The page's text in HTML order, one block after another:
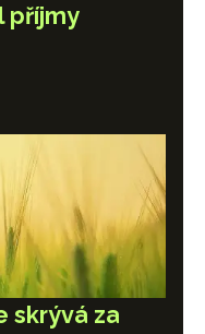
příjmy
skrývá za